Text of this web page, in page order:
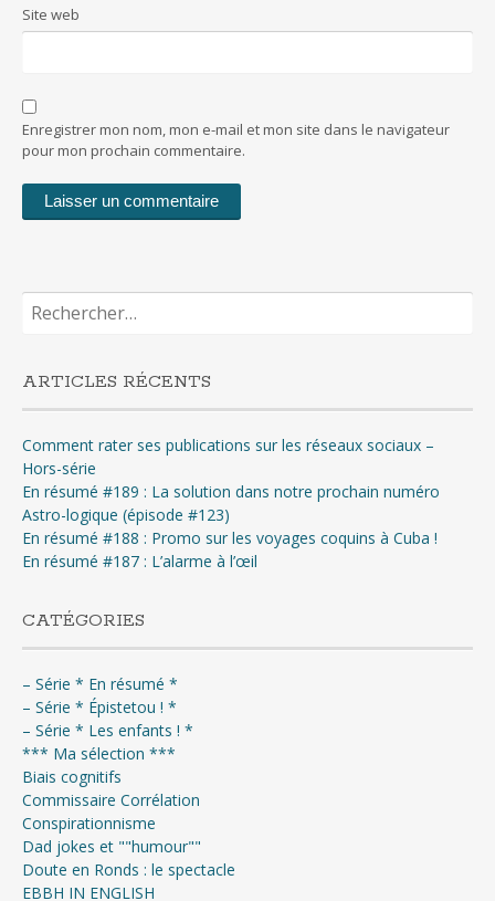
Site web
Enregistrer mon nom, mon e-mail et mon site dans le navigateur
pour mon prochain commentaire.
Rechercher :
ARTICLES RÉCENTS
Comment rater ses publications sur les réseaux sociaux –
Hors-série
En résumé #189 : La solution dans notre prochain numéro
Astro-logique (épisode #123)
En résumé #188 : Promo sur les voyages coquins à Cuba !
En résumé #187 : L’alarme à l’œil
CATÉGORIES
– Série * En résumé *
– Série * Épistetou ! *
– Série * Les enfants ! *
*** Ma sélection ***
Biais cognitifs
Commissaire Corrélation
Conspirationnisme
Dad jokes et ""humour""
Doute en Ronds : le spectacle
EBBH IN ENGLISH